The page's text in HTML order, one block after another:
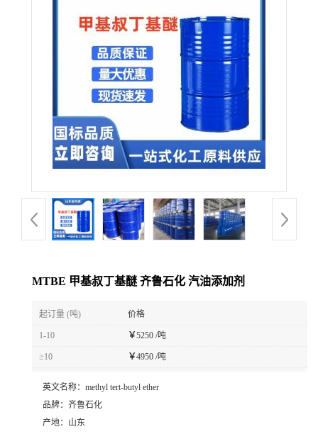
MTBE 甲基叔丁基醚 齐鲁石化 汽油添加剂
起订量 (吨) 价格
1-10 ￥5250 /吨
≥10 ￥4950 /吨
英文名称： methyl tert-butyl ether
品牌： 齐鲁石化
产地： 山东